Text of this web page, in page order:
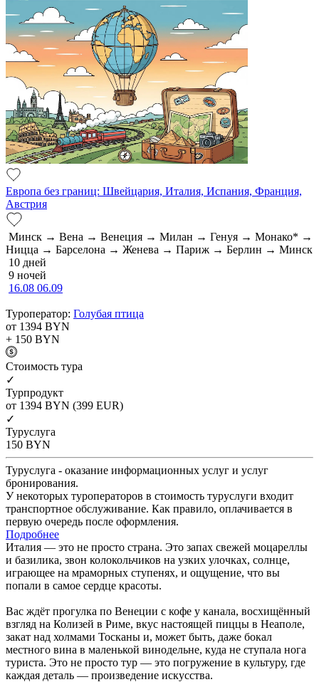
Европа без границ: Швейцария, Италия, Испания, Франция,
Австрия
Минск → Вена → Венеция → Милан → Генуя → Монако* →
Ницца → Барселона → Женева → Париж → Берлин → Минск
10 дней
9 ночей
16.08 06.09
Туроператор: Голубая птица
от 1394 BYN
+ 150 BYN
Cтоимость тура
✓
Турпродукт
от 1394 BYN (399 EUR)
✓
Туруслуга
150 BYN
Туруслуга - оказание информационных услуг и услуг
бронирования.
У некоторых туроператоров в стоимость туруслуги входит
транспортное обслуживание. Как правило, оплачивается в
первую очередь после оформления.
Подробнее
Италия — это не просто страна. Это запах свежей моцареллы
и базилика, звон колокольчиков на узких улочках, солнце,
играющее на мраморных ступенях, и ощущение, что вы
попали в самое сердце красоты.
Вас ждёт прогулка по Венеции с кофе у канала, восхищённый
взгляд на Колизей в Риме, вкус настоящей пиццы в Неаполе,
закат над холмами Тосканы и, может быть, даже бокал
местного вина в маленькой винодельне, куда не ступала нога
туриста. Это не просто тур — это погружение в культуру, где
каждая деталь — произведение искусства.